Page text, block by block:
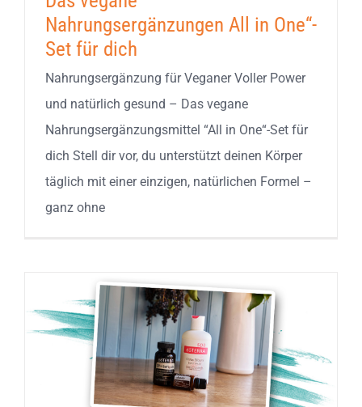
Nahrungsergänzungen All in One“-
Set für dich
Nahrungsergänzung für Veganer Voller Power
und natürlich gesund – Das vegane
Nahrungsergänzungsmittel “All in One“-Set für
dich Stell dir vor, du unterstützt deinen Körper
täglich mit einer einzigen, natürlichen Formel –
ganz ohne